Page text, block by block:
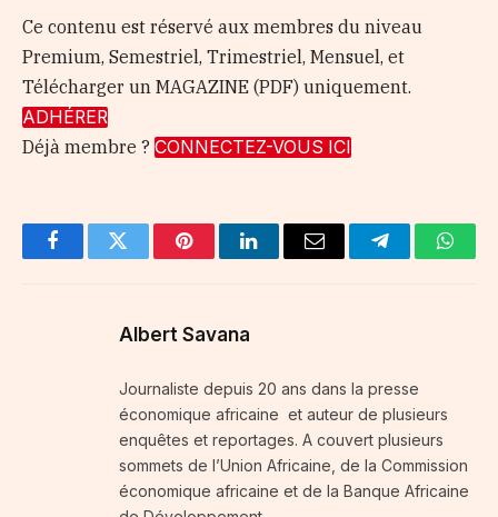
Ce contenu est réservé aux membres du niveau
Premium, Semestriel, Trimestriel, Mensuel, et
Télécharger un MAGAZINE (PDF) uniquement.
ADHÉRER
Déjà membre ? CONNECTEZ-VOUS ICI
FacebookTwitter PinterestLinkedInEmail Telegram
Albert Savana
Journaliste depuis 20 ans dans la presse
économique africaine et auteur de plusieurs
enquêtes et reportages. A couvert plusieurs
sommets de l’Union Africaine, de la Commission
économique africaine et de la Banque Africaine